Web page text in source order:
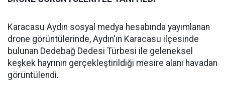
Karacasu Aydın sosyal medya hesabında yayımlanan
drone görüntülerinde, Aydın'ın Karacasu ilçesinde
bulunan Dedebağ Dedesi Türbesi ile geleneksel
keşkek hayrının gerçekleştirildiği mesire alanı havadan
görüntülendi.